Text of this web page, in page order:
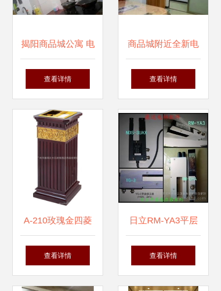
揭阳商品城公寓 电
梯小两房，交通便
查看详情
商品城附近全新电
梯房，单间一房两
住，阳光满屋
查看详情
A-210玫瑰金四菱
角烟灰桶 电梯口专
查看详情
日立RM-YA3平层
感应器 电梯精准停
查看详情